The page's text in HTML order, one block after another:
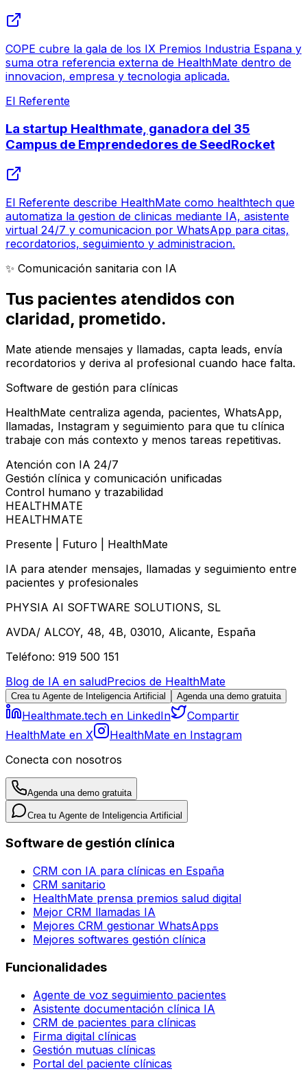
COPE cubre la gala de los IX Premios Industria Espana y
suma otra referencia externa de HealthMate dentro de
innovacion, empresa y tecnologia aplicada.
El Referente
La startup Healthmate, ganadora del 35
Campus de Emprendedores de SeedRocket
El Referente describe HealthMate como healthtech que
automatiza la gestion de clinicas mediante IA, asistente
virtual 24/7 y comunicacion por WhatsApp para citas,
recordatorios, seguimiento y administracion.
✨ Comunicación sanitaria con IA
Tus pacientes atendidos con
claridad, prometido.
Mate atiende mensajes y llamadas, capta leads, envía
recordatorios y deriva al profesional cuando hace falta.
Software de gestión para clínicas
HealthMate centraliza agenda, pacientes, WhatsApp,
llamadas, Instagram y seguimiento para que tu clínica
trabaje con más contexto y menos tareas repetitivas.
Atención con IA 24/7
Gestión clínica y comunicación unificadas
Control humano y trazabilidad
HEALTHMATE
HEALTHMATE
Presente | Futuro | HealthMate
IA para atender mensajes, llamadas y seguimiento entre
pacientes y profesionales
PHYSIA AI SOFTWARE SOLUTIONS, SL
AVDA/ ALCOY, 48, 4B, 03010, Alicante, España
Teléfono: 919 500 151
Blog de IA en saludPrecios de HealthMate
Crea tu Agente de Inteligencia Artificial Agenda una demo gratuita
Healthmate.tech en LinkedIn
Compartir
HealthMate en X
HealthMate en Instagram
Conecta con nosotros
Agenda una demo gratuita
Crea tu Agente de Inteligencia Artificial
Software de gestión clínica
CRM con IA para clínicas en España
CRM sanitario
HealthMate prensa premios salud digital
Mejor CRM llamadas IA
Mejores CRM gestionar WhatsApps
Mejores softwares gestión clínica
Funcionalidades
Agente de voz seguimiento pacientes
Asistente documentación clínica IA
CRM de pacientes para clínicas
Firma digital clínicas
Gestión mutuas clínicas
Portal del paciente clínicas